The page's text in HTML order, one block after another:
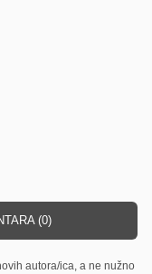
(0)
autora/ica, a ne nužno